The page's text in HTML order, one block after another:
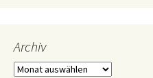
Archiv
Archiv